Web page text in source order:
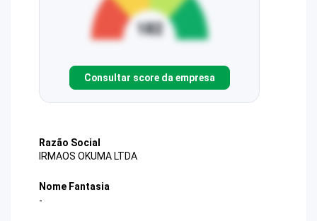
Consultar score da empresa
Razão Social
IRMAOS OKUMA LTDA
Nome Fantasia
-